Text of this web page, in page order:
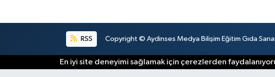
RSS Copyright © Aydinses Medya Bilişim Eğitim Gıda
En iyi site deneyimi sağlamak için çerezlerden